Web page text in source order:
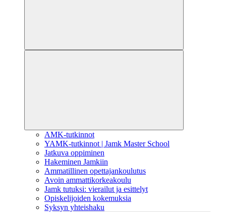
AMK-tutkinnot
YAMK-tutkinnot | Jamk Master School
Jatkuva oppiminen
Hakeminen Jamkiin
Ammatillinen opettajankoulutus
Avoin ammattikorkeakoulu
Jamk tutuksi: vierailut ja esittelyt
Opiskelijoiden kokemuksia
Syksyn yhteishaku